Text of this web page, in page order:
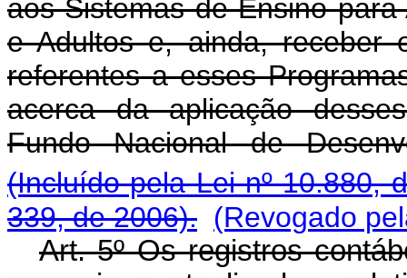
aos Sistemas de Ensino
e Adultos e, ainda, receber
referentes a esses
acerca da aplicação
Fundo Nacional de
(Incluído pela Lei nº 10.880,
339, de 2006). (Revogado
Art. 5º Os registros